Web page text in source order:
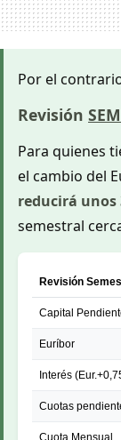
Por el
Revisión
Para quienes
el cambio del
reducirá unos
semestral
Revisión
Capital
Euríbor
Interés
Cuotas
Cuota Mensual